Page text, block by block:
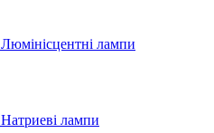
Люмінісцентні лампи
Натриеві лампи